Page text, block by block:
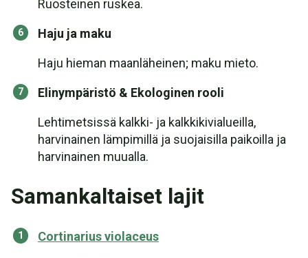
Ruosteinen ruskea.
Haju ja maku
Haju hieman maanläheinen; maku mieto.
Elinympäristö & Ekologinen rooli
Lehtimetsissä kalkki- ja kalkkikivialueilla,
harvinainen lämpimillä ja suojaisilla paikoilla ja
harvinainen muualla.
Samankaltaiset lajit
Cortinarius violaceus